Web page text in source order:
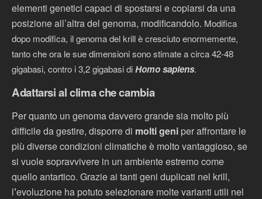
elementi genetici capaci di spostarsi e copiarsi da una
posizione all’altra del genoma, modificandolo. Modifica
dopo modifica, il genoma del krill è cresciuto enormemente,
tanto che ora le sue dimensioni sono stimate a circa 42-48
gigabasi, contro i 3,2 gigabasi diHomo sapiens.
Adattarsi al clima che cambia
Per quanto un genoma davvero grande sia molto più
difficile da gestire, disporre di molti geni per affrontare le
più diverse condizioni climatiche è molto vantaggioso, se
si vuole sopravvivere in un ambiente estremo come
quello antartico. Grazie ai tanti geni duplicati nel krill,
l’evoluzione ha potuto selezionare molte varianti utili nel